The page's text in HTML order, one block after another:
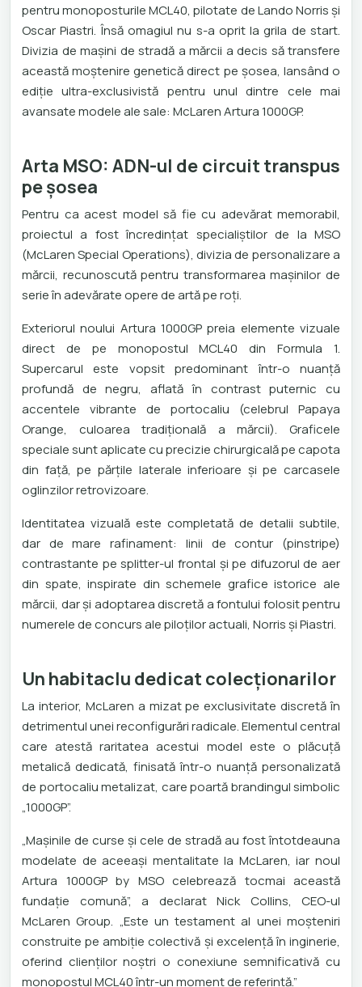
pentru monoposturile MCL40, pilotate de Lando Norris și
Oscar Piastri. Însă omagiul nu s-a oprit la grila de start.
Divizia de mașini de stradă a mărcii a decis să transfere
această moștenire genetică direct pe șosea, lansând o
ediție ultra-exclusivistă pentru unul dintre cele mai
avansate modele ale sale: McLaren Artura 1000GP.
Arta MSO: ADN-ul de circuit transpus
pe șosea
Pentru ca acest model să fie cu adevărat memorabil,
proiectul a fost încredințat specialiștilor de la MSO
(McLaren Special Operations), divizia de personalizare a
mărcii, recunoscută pentru transformarea mașinilor de
serie în adevărate opere de artă pe roți.
Exteriorul noului Artura 1000GP preia elemente vizuale
direct de pe monopostul MCL40 din Formula 1.
Supercarul este vopsit predominant într-o nuanță
profundă de negru, aflată în contrast puternic cu
accentele vibrante de portocaliu (celebrul Papaya
Orange, culoarea tradițională a mărcii). Graficele
speciale sunt aplicate cu precizie chirurgicală pe capota
din față, pe părțile laterale inferioare și pe carcasele
oglinzilor retrovizoare.
Identitatea vizuală este completată de detalii subtile,
dar de mare rafinament: linii de contur (pinstripe)
contrastante pe splitter-ul frontal și pe difuzorul de aer
din spate, inspirate din schemele grafice istorice ale
mărcii, dar și adoptarea discretă a fontului folosit pentru
numerele de concurs ale piloților actuali, Norris și Piastri.
Un habitaclu dedicat colecționarilor
La interior, McLaren a mizat pe exclusivitate discretă în
detrimentul unei reconfigurări radicale. Elementul central
care atestă raritatea acestui model este o plăcuță
metalică dedicată, finisată într-o nuanță personalizată
de portocaliu metalizat, care poartă brandingul simbolic
„1000GP”.
„Mașinile de curse și cele de stradă au fost întotdeauna
modelate de aceeași mentalitate la McLaren, iar noul
Artura 1000GP by MSO celebrează tocmai această
fundație comună”, a declarat Nick Collins, CEO-ul
McLaren Group. „Este un testament al unei moșteniri
construite pe ambiție colectivă și excelență în inginerie,
oferind clienților noștri o conexiune semnificativă cu
monopostul MCL40 într-un moment de referință.”